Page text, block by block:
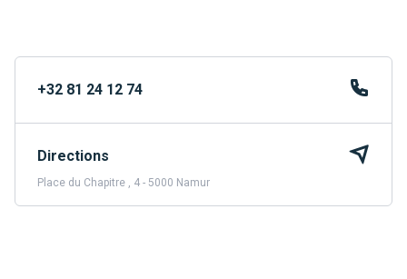
+32 81 24 12 74
Directions
Place du Chapitre , 4 - 5000 Namur